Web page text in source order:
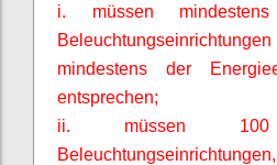
i. müssen
mindestens der
entsprechen;
ii. müssen